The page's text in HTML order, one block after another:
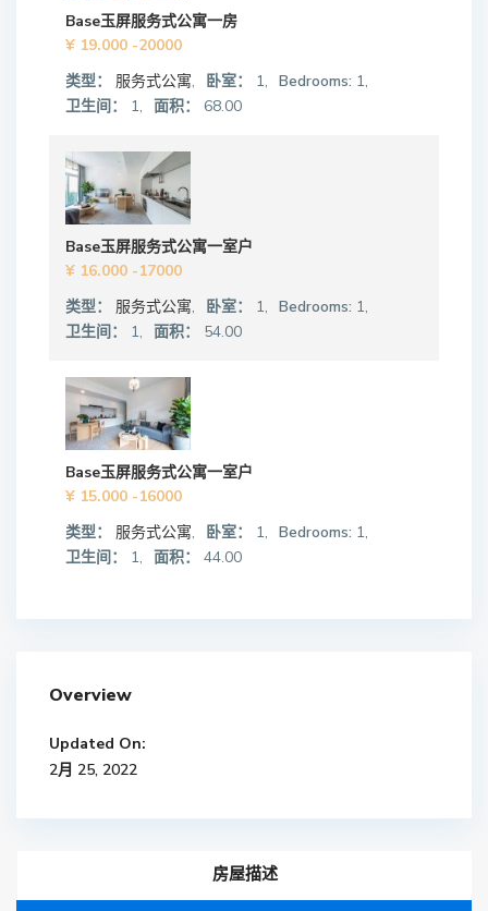
Base玉屏服务式公寓一房
¥ 19.000 -20000
类型：
服务式公寓, 卧室： 1, Bedrooms: 1,
卫生间：
1, 面积： 68.00
Base玉屏服务式公寓一室户
¥ 16.000 -17000
类型：
服务式公寓, 卧室： 1, Bedrooms: 1,
卫生间：
1, 面积： 54.00
Base玉屏服务式公寓一室户
¥ 15.000 -16000
类型：
服务式公寓, 卧室： 1, Bedrooms: 1,
卫生间：
1, 面积： 44.00
Overview
Updated On:
2月 25, 2022
房屋描述